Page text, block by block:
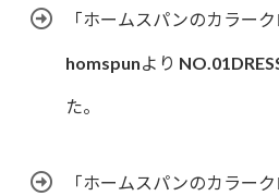
「ホームスパンのカラーク
homspunより
た。
「ホームスパンのカラーク